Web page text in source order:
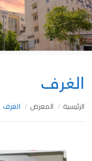
الغرف
الرئيسية المعرض الغرف